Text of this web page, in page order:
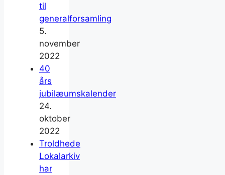
til
generalforsamling
5.
november
2022
40
års
jubilæumskalender
24.
oktober
2022
Troldhede
Lokalarkiv
har